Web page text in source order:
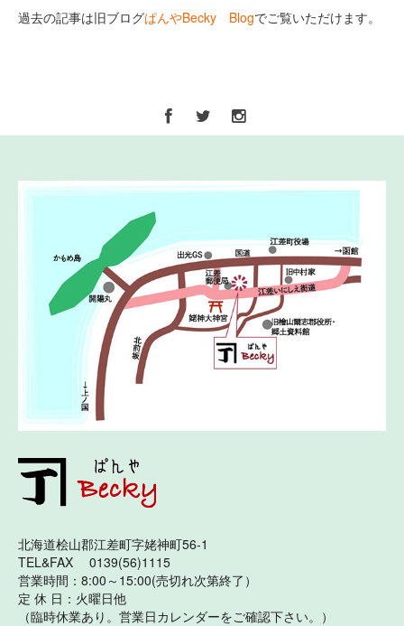
過去の記事は旧ブログぱんやBecky Blogでご覧いただけます。
北海道桧山郡江差町字姥神町56-1
TEL&FAX 0139(56)1115
営業時間：8:00～15:00(売切れ次第終了）
定 休 日：火曜日他
（臨時休業あり。営業日カレンダーをご確認下さい。）